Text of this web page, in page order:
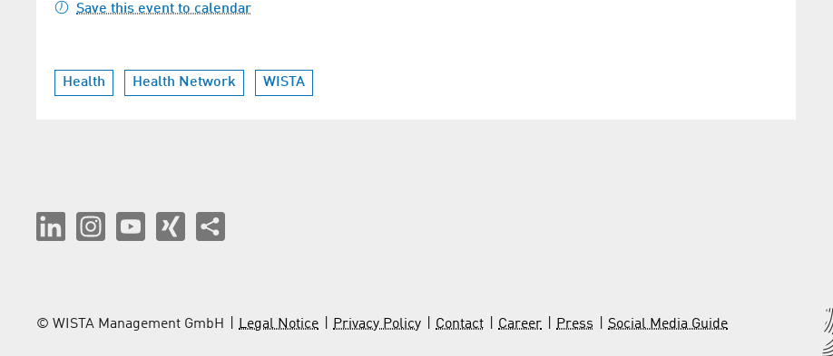
Save this event to calendar
Health Health Network WISTA
© WISTA Management GmbH Legal Notice Privacy Policy Contact Career Press Social Media Guide